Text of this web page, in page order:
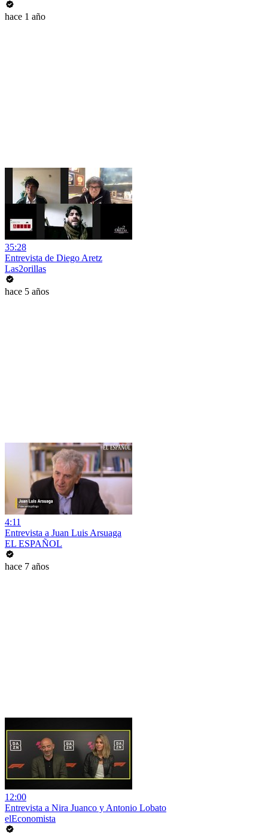
hace 1 año
35:28
Entrevista de Diego Aretz
Las2orillas
hace 5 años
4:11
Entrevista a Juan Luis Arsuaga
EL ESPAÑOL
hace 7 años
12:00
Entrevista a Nira Juanco y Antonio Lobato
elEconomista